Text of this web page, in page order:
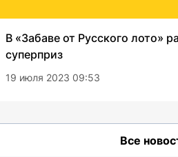
В «Забаве от Русского лото»
суперприз
19 июля 2023 09:53
Все